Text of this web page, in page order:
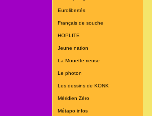
Eurolibertés
Français de souche
HOPLITE
Jeune nation
La Mouette rieuse
Le photon
Les dessins de KONK
Méridien Zéro
Métapo infos